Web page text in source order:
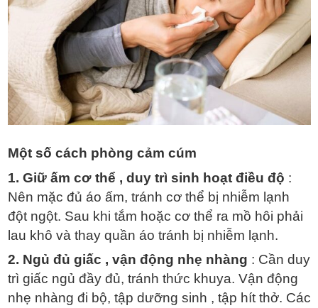
Một số cách phòng cảm cúm
1. Giữ ấm cơ thể , duy trì sinh hoạt điều độ :
Nên mặc đủ áo ấm, tránh cơ thể bị nhiễm lạnh
đột ngột. Sau khi tắm hoặc cơ thể ra mồ hôi phải
lau khô và thay quần áo tránh bị nhiễm lạnh.
2. Ngủ đủ giấc , vận động nhẹ nhàng : Cần duy
trì giấc ngủ đầy đủ, tránh thức khuya. Vận động
nhẹ nhàng đi bộ, tập dưỡng sinh , tập hít thở. Các